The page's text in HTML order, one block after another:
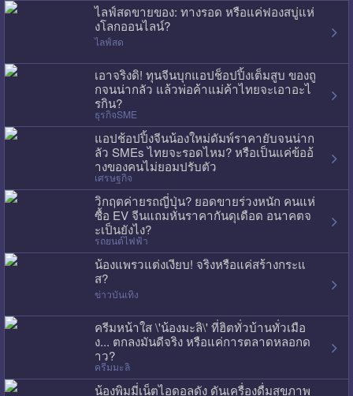
ไลฟ์สดขายของ: ทางรอด หรือแค่ฟองสบู่แห่
งโลกออนไลน์?
ไลฟ์สด
เอาจริงดิ! ทุนจีนบุกแอปช็อปปิ้งเต็มสูบ ของถู
กจนน่ากลัว แล้วพ่อค้าแม่ค้าไทยจะเอาอะไ
รกิน?
ธุรกิจSME
แอปช้อปปิ้งจีนน้องใหม่ดัมพ์ราคายับจนน่าก
ลัว SMEs ไทยจะรอดไหม? หรือเป็นแค่ข้ออ้
างของคนไม่ยอมปรับตัว
เศรษฐกิจ
วิกฤตค่ายรถญี่ปุ่น? ยอดขายร่วงหนัก คนแห่
ซื้อ EV จีนแถมหั่นราคากันดุเดือด อนาคตจ
ะเป็นยังไง?
รถยนต์ไฟฟ้า
น้องแพรวแต่งเงียบ! จริงหรือแค่สร้างกระแ
ส?
ข่าวบันเทิง
ครีมหน้าใส \'น้องมะลิ\' ที่ฮิตทั่วบ้านทั่วเมือ
ง... ตกลงมันดีจริง หรือแค่การตลาดหลอกด
าว?
ครีมมะลิ
น้องพิมมี่เน็ตไอดอลดัง ดันเครื่องดื่มสุขภาพ